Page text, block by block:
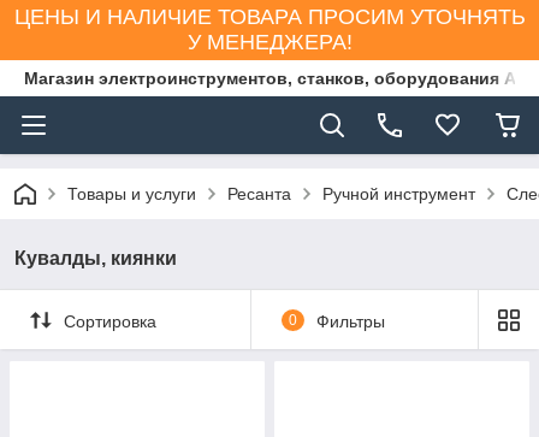
ЦЕНЫ И НАЛИЧИЕ ТОВАРА ПРОСИМ УТОЧНЯТЬ
У МЕНЕДЖЕРА!
Магазин электроинструментов, станков, оборудования
Товары и услуги Ресанта Ручной инструмент
Кувалды, киянки
Сортировка 0 Фильтры